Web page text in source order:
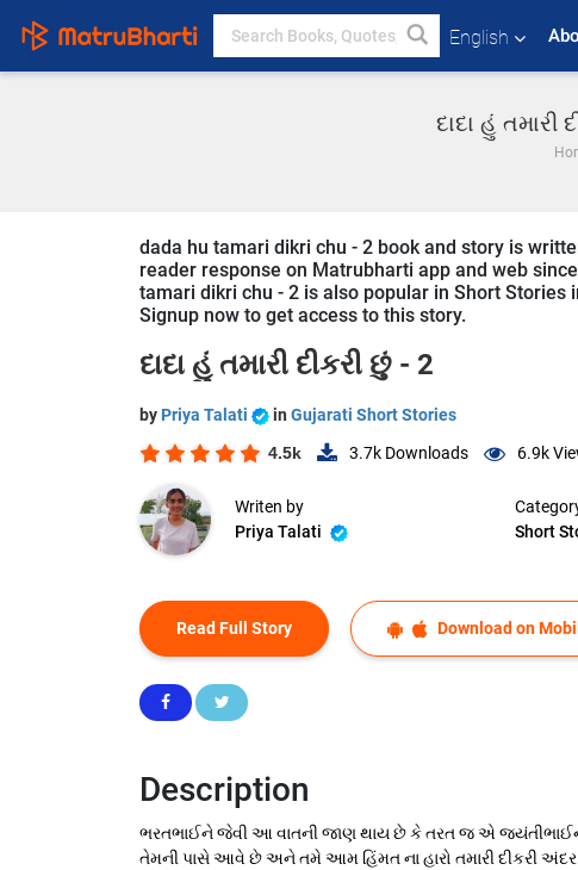
English
દાદા હું તમારી
dada hu tamari dikri chu - 2 book and story is
reader response on Matrubharti app and web
tamari dikri chu - 2 is also popular in Short
Signup now to get access to this story.
દાદા હું તમારી દીકરી છું - 2
by Priya Talati in Gujarati Short Stories
4.5k 3.7k Downloads 6.9k
Writen by
Priya Talati
Short
Read Full Story Download on
Description
ભરતભાઈને જેવી આ વાતની જાણ થાય છે કે તરત જ એ જયંતીભાઈને
તેમની પાસે આવે છે અને તમે આમ હિંમત ના હારો તમારી દીકરી